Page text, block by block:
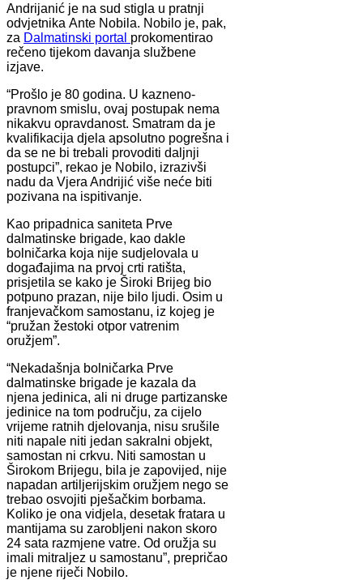
Andrijanić je na sud stigla u pratnji
odvjetnika Ante Nobila. Nobilo je, pak,
za Dalmatinski portal prokomentirao
rečeno tijekom davanja službene
izjave.
“Prošlo je 80 godina. U kazneno-
pravnom smislu, ovaj postupak nema
nikakvu opravdanost. Smatram da je
kvalifikacija djela apsolutno pogrešna i
da se ne bi trebali provoditi daljnji
postupci”, rekao je Nobilo, izrazivši
nadu da Vjera Andrijić više neće biti
pozivana na ispitivanje.
Kao pripadnica saniteta Prve
dalmatinske brigade, kao dakle
bolničarka koja nije sudjelovala u
događajima na prvoj crti ratišta,
prisjetila se kako je Široki Brijeg bio
potpuno prazan, nije bilo ljudi. Osim u
franjevačkom samostanu, iz kojeg je
“pružan žestoki otpor vatrenim
oružjem”.
“Nekadašnja bolničarka Prve
dalmatinske brigade je kazala da
njena jedinica, ali ni druge partizanske
jedinice na tom području, za cijelo
vrijeme ratnih djelovanja, nisu srušile
niti napale niti jedan sakralni objekt,
samostan ni crkvu. Niti samostan u
Širokom Brijegu, bila je zapovijed, nije
napadan artiljerijskim oružjem nego se
trebao osvojiti pješačkim borbama.
Koliko je ona vidjela, desetak fratara u
mantijama su zarobljeni nakon skoro
24 sata razmjene vatre. Od oružja su
imali mitraljez u samostanu”, prepričao
je njene riječi Nobilo.